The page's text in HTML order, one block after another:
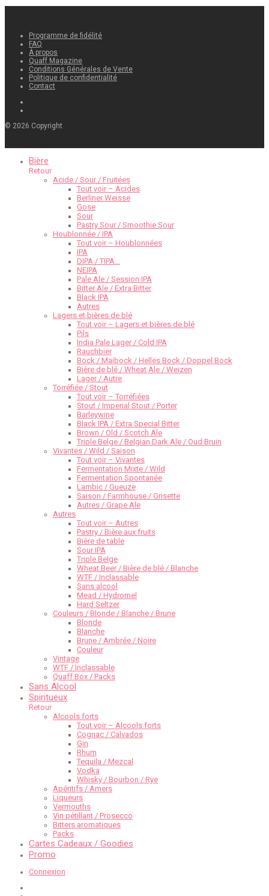
Programme de fidélité
FAQ
À propos
Quaff Magazine
Conditions Générales de Vente
Politique de confidentialité
Contact
© 2026 Copyright
Bière
Retour
Acide / Sour / Fruitées
Tout voir – Acides
Berliner Weisse
Gose
Sour
Pastry Sour / Smoothie Sour
Houblonnée / IPA
Tout voir – Houblonnées
IPA
DIPA / TIPA…
NEIPA
Pale Ale / Session IPA
Bitter Ale / Extra Bitter
Black IPA
Autres
Lagers et bières de blé
Tout voir – Lagers et bières de blé
Pils
India Pale Lager / Cold IPA
Rauchbier
Bock / Maibock / Helles Bock / Doppel Bock
Bière de blé / Wheat Ale / Weizen
Lager / Autre
Torréfiée / Stout
Tout voir – Torréfiées
Stout / Imperial Stout / Porter
Barleywine
Black IPA / Extra Special Bitter
Brown / Old / Scotch Ale
Triple Belge / Belgian Dark Ale / Oud Bruin
Vivantes / Wild / Saison
Tout voir – Vivantes
Fermentation Mixte / Wild
Fermentation Spontanée
Lambic / Gueuze
Saison / Farmhouse / Grisette
Autres / Grape Ale
Autres
Tout voir – Autres
Pastry / Bière aux fruits
Bière de table
Sour IPA
Triple Belge
Wheat Beer / Bière de blé / Blanche
WTF / Inclassable
Sans alcool
Mead / Hydromel
Hard Seltzer
Couleurs / Blonde / Blanche / Brune
Blonde
Blanche
Brune / Ambrée / Noire
Couleur
Vintage
WTF / Inclassable
Quaff Box / Packs
Sans Alcool
Spiritueux
Retour
Alcools forts
Tout voir – Alcools forts
Cognac / Calvados
Gin
Rhum
Tequila / Mezcal
Vodka
Whisky / Bourbon / Rye
Apéritifs / Amers
Liqueurs
Vermouths
Vin pétillant / Prosecco
Bitters aromatiques
Packs
Cartes Cadeaux / Goodies
Promo
Connexion